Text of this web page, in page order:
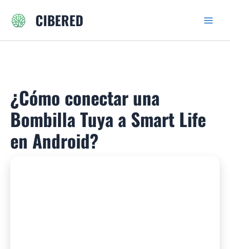
CIBERED
¿Cómo conectar una
Bombilla Tuya a Smart Life
en Android?